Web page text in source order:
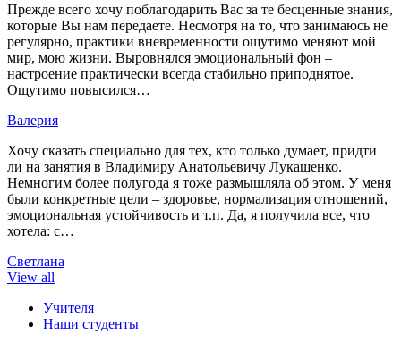
Прежде всего хочу поблагодарить Вас за те бесценные знания,
которые Вы нам передаете. Несмотря на то, что занимаюсь не
регулярно, практики вневременности ощутимо меняют мой
мир, мою жизни. Выровнялся эмоциональный фон –
настроение практически всегда стабильно приподнятое.
Ощутимо повысился…
Валерия
Хочу сказать специально для тех, кто только думает, придти
ли на занятия в Владимиру Анатольевичу Лукашенко.
Немногим более полугода я тоже размышляла об этом. У меня
были конкретные цели – здоровье, нормализация отношений,
эмоциональная устойчивость и т.п. Да, я получила все, что
хотела: с…
Светлана
View all
Учителя
Наши студенты